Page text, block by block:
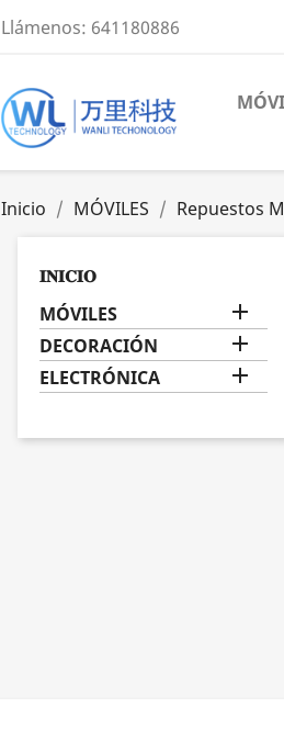
Llámenos: 641180886
Inicio MÓVILES Repuestos
𝐈𝐍𝐈𝐂𝐈𝐎
MÓVILES 
DECORACIÓN 
ELECTRÓNICA 